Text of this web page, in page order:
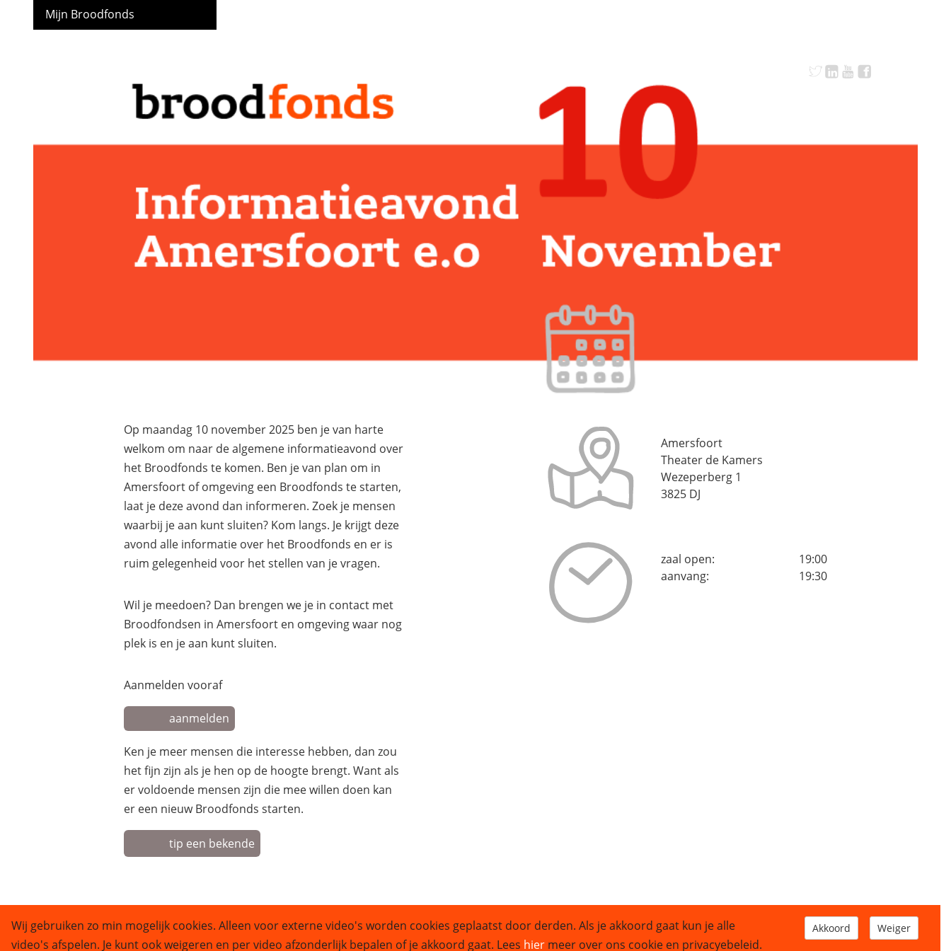
Mijn Broodfonds
Op maandag 10 november 2025 ben je van harte
welkom om naar de algemene informatieavond over
het Broodfonds te komen. Ben je van plan om in
Amersfoort of omgeving een Broodfonds te starten,
laat je deze avond dan informeren. Zoek je mensen
waarbij je aan kunt sluiten? Kom langs. Je krijgt deze
avond alle informatie over het Broodfonds en er is
ruim gelegenheid voor het stellen van je vragen.
Wil je meedoen? Dan brengen we je in contact met
Broodfondsen in Amersfoort en omgeving waar nog
plek is en je aan kunt sluiten.
Aanmelden vooraf
aanmelden
Ken je meer mensen die interesse hebben, dan zou
het fijn zijn als je hen op de hoogte brengt. Want als
er voldoende mensen zijn die mee willen doen kan
er een nieuw Broodfonds starten.
tip een bekende
Amersfoort
Theater de Kamers
Wezeperberg 1
3825 DJ
zaal open:
19:00
aanvang:
19:30
Wij gebruiken zo min mogelijk cookies. Alleen voor externe video's worden cookies geplaatst door derden. Als je akkoord gaat kun je alle
video's afspelen. Je kunt ook weigeren en per video afzonderlijk bepalen of je akkoord gaat. Lees hier meer over ons cookie en privacyebeleid.
Weiger
Akkoord